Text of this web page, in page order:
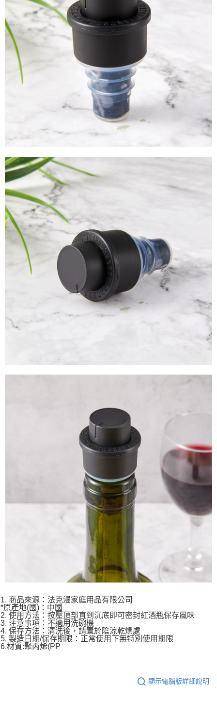
1. 商品來源：法克漫家庭用品有限公司
*原產地(國)：中國
2. 使用方法：按壓頂部直到沉底即可密封紅酒瓶保存風味
3. 注意事項：不適用洗碗機
4. 保存方法：清洗後，請置於陰涼乾燥處
5. 製造日期/保存期限：正常使用下無特別使用期限
6.材質:聚丙烯(PP
顯示電腦版詳細說明